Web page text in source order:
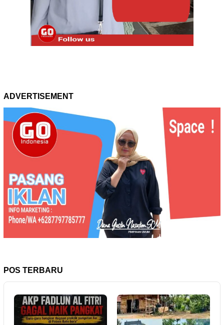
ADVERTISEMENT
POS TERBARU